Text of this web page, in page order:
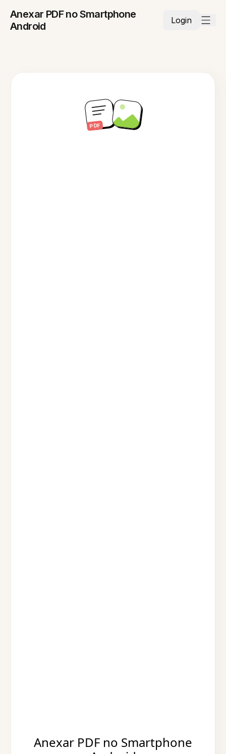
Anexar PDF no Smartphone
Android
Login
Anexar PDF no Smartphone